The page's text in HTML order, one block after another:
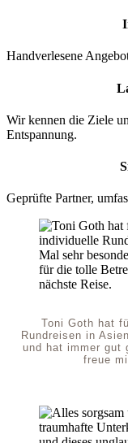
Handverlesene
Wir kennen die Ziele
Entspannung.
Geprüfte Partner,
Toni Goth hat
Rundreisen in
und hat immer gut
freue